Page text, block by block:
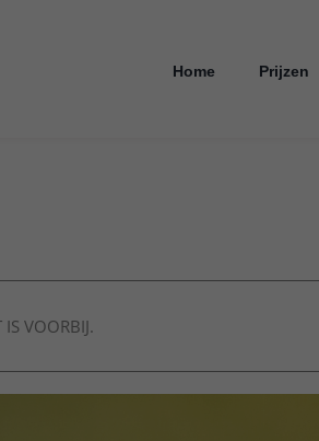
Home Prijzen
IS VOORBIJ.